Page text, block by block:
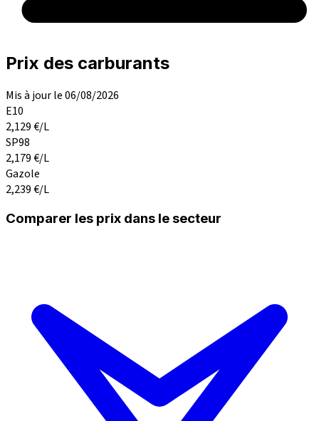
Prix des carburants
Mis à jour le 06/08/2026
E10
2,129€/L
SP98
2,179€/L
Gazole
2,239€/L
Comparer les prix dans le secteur